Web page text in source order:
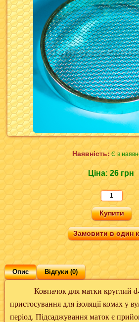
Наявність:Є в
Ціна: 26 грн
Замовити в один
Опис Відгуки (0)
Ковпачок для матки круглий
пристосування для ізоляції комах у
період. Підсаджування маток є